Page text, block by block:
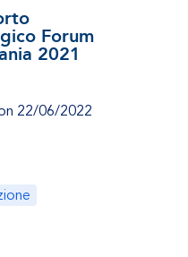
Forum
2021
22/06/2022